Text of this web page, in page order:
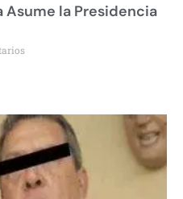
la Presidencia